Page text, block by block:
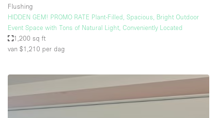
Kantoorruimte
Kraampje / Kiosk / Stalletje
Kraampje / Marktkraam
Markt / Festival
Ontvangsthal
Overige
Flushing
HIDDEN GEM! PROMO RATE Plant-Filled, Spacious, Bright Outdoor
Event Space with Tons of Natural Light, Conveniently Located
1,200 sq ft
van $1,210 per dag